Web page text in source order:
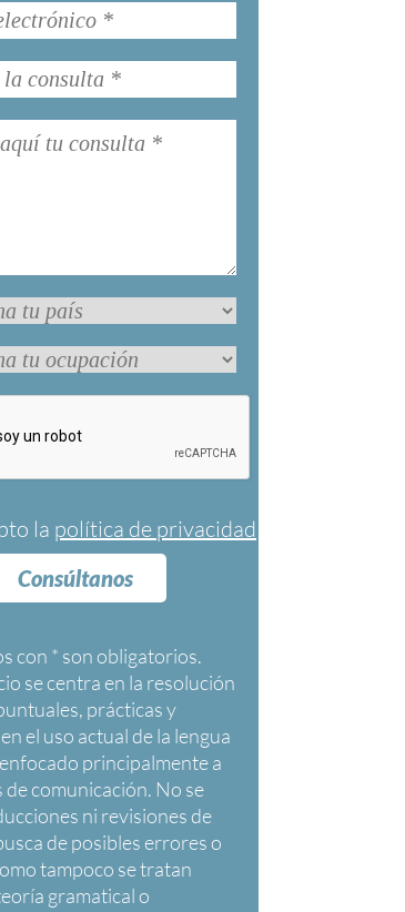
la política de privacidad
Consúltanos
con * son obligatorios